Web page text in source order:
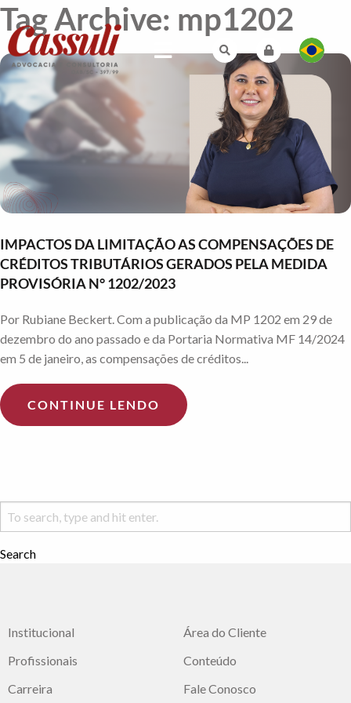
Tag Archive: mp1202
IMPACTOS DA LIMITAÇÃO AS COMPENSAÇÕES DE
CRÉDITOS TRIBUTÁRIOS GERADOS PELA MEDIDA
PROVISÓRIA N° 1202/2023
Por Rubiane Beckert. Com a publicação da MP 1202 em 29 de
dezembro do ano passado e da Portaria Normativa MF 14/2024
em 5 de janeiro, as compensações de créditos...
CONTINUE LENDO
Search
Institucional
Profissionais
Carreira
Área do Cliente
Conteúdo
Fale Conosco